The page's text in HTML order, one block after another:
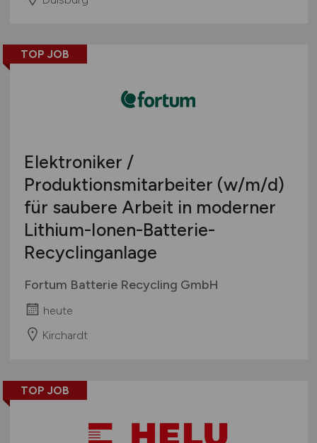
TOP JOB
Elektroniker /
Produktionsmitarbeiter (w/m/d)
für saubere Arbeit in moderner
Lithium-Ionen-Batterie-
Recyclinganlage
Fortum Batterie Recycling GmbH
heute
Kirchardt
TOP JOB